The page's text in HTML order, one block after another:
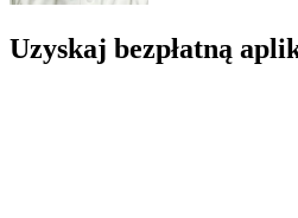
Uzyskaj bezpłatną